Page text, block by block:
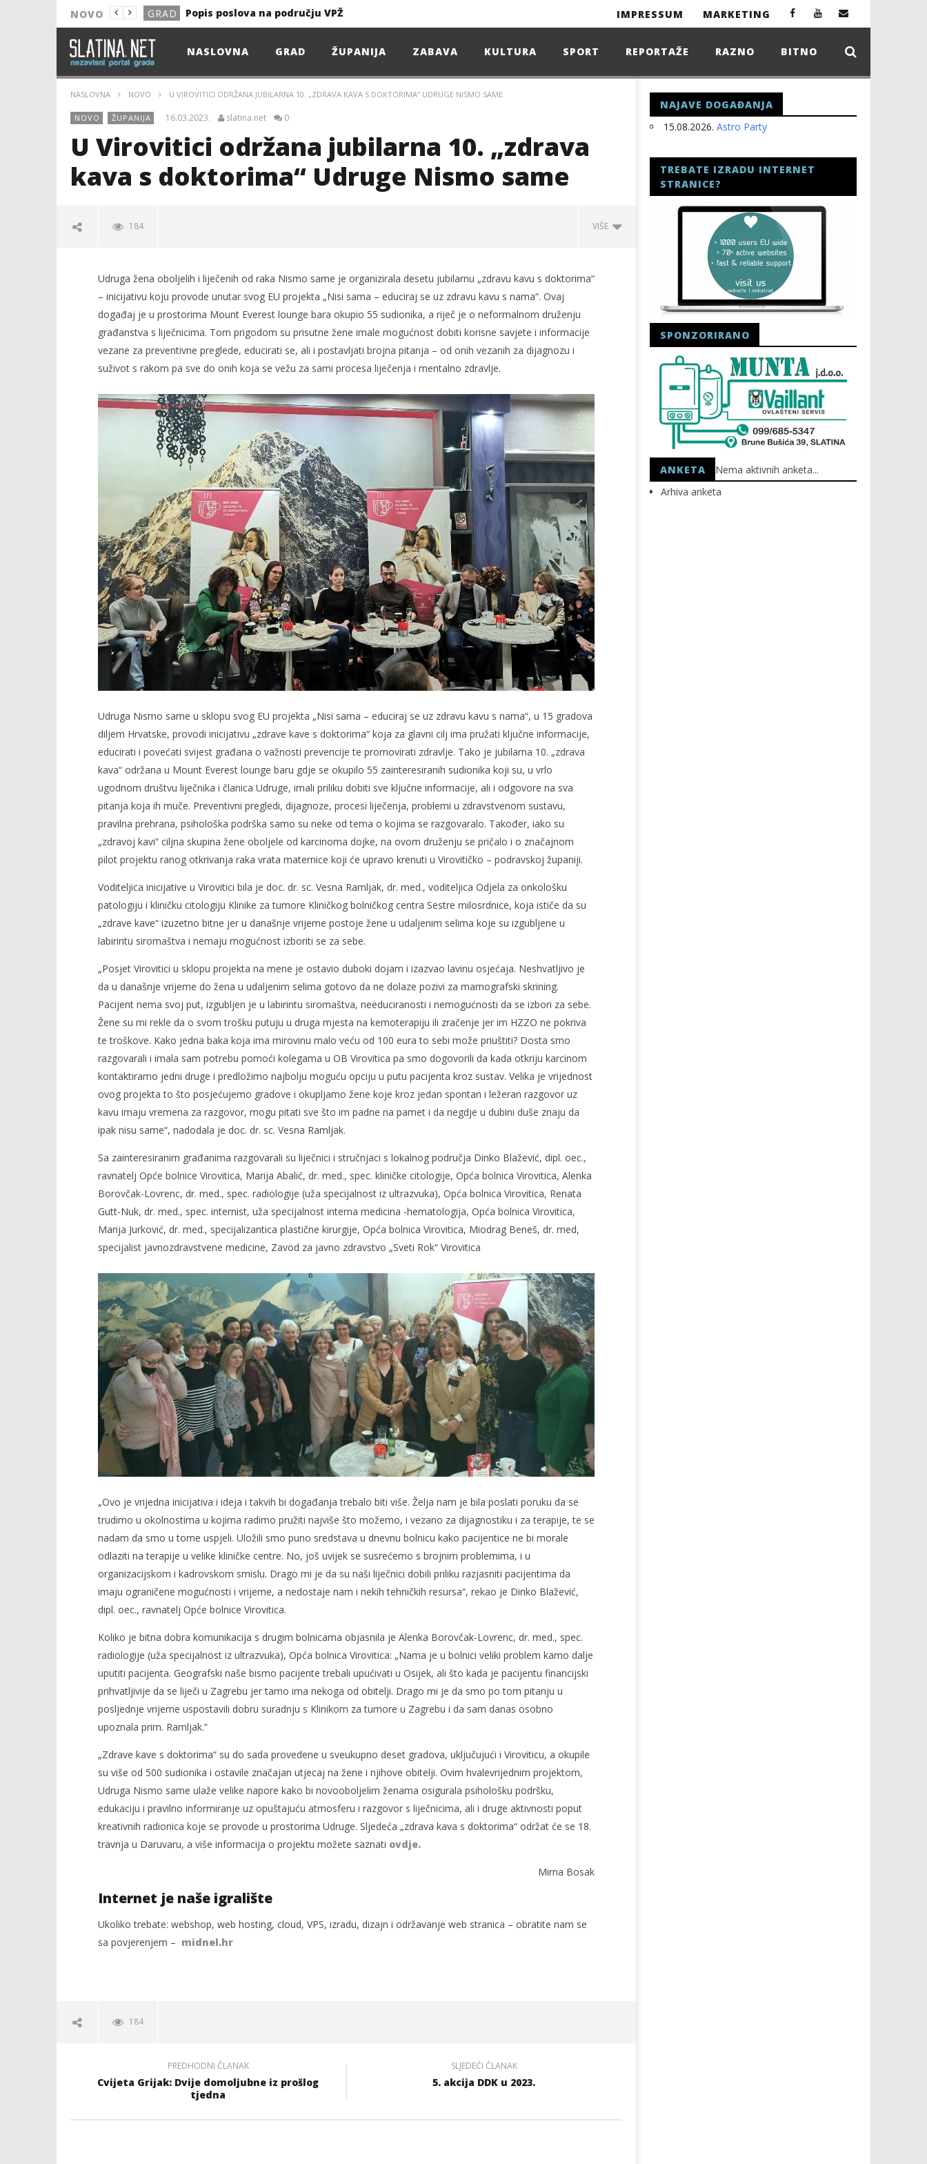
NOVO GRAD
Popis poslova na području VPŽ
NOVO
NOVO
NOVO
NOVO
KULTURA
4. Oluja Jazz Fest donosi dvije večeri vrhunskog jazza
GRAD
13. akcija DDK u 2026.
IMPRESSUM MARKETING
NASLOVNA GRAD ŽUPANIJA ZABAVA KULTURA SPORT REPORTAŽE RAZNO BITNO
NASLOVNA NOVO U VIROVITICI ODRŽANA JUBILARNA 10. „ZDRAVA KAVA S DOKTORIMA“ UDRUGE NISMO SAME
NOVO ŽUPANIJA 16.03.2023. slatina.net 0
U Virovitici održana jubilarna 10. „zdrava
kava s doktorima“ Udruge Nismo same
184 VIŠE
TRENUTNO OTVORENO
U Virovitici održana jubilarna
10. „zdrava kava s doktorima“
Udruge Nismo same
Popis poslova na području VPŽ
slatina.net
Ljeto donosi bezbrižnu igru, ali
i zdravstvene izazove
16.03.2023.
slatina.net
16.03.2023.
HEP: Bez struje
16.03.2023.
slatina.net
Udruga žena oboljelih i liječenih od raka Nismo same je organizirala desetu jubilarnu „zdravu kavu s doktorima“
– inicijativu koju provode unutar svog EU projekta „Nisi sama – educiraj se uz zdravu kavu s nama“. Ovaj
događaj je u prostorima Mount Everest lounge bara okupio 55 sudionika, a riječ je o neformalnom druženju
građanstva s liječnicima. Tom prigodom su prisutne žene imale mogućnost dobiti korisne savjete i informacije
vezane za preventivne preglede, educirati se, ali i postavljati brojna pitanja – od onih vezanih za dijagnozu i
suživot s rakom pa sve do onih koja se vežu za sami procesa liječenja i mentalno zdravlje.
Udruga Nismo same u sklopu svog EU projekta „Nisi sama – educiraj se uz zdravu kavu s nama“, u 15 gradova
diljem Hrvatske, provodi inicijativu „zdrave kave s doktorima“ koja za glavni cilj ima pružati ključne informacije,
educirati i povećati svijest građana o važnosti prevencije te promovirati zdravlje. Tako je jubilarna 10. „zdrava
kava“ održana u Mount Everest lounge baru gdje se okupilo 55 zainteresiranih sudionika koji su, u vrlo
ugodnom društvu liječnika i članica Udruge, imali priliku dobiti sve ključne informacije, ali i odgovore na sva
pitanja koja ih muče. Preventivni pregledi, dijagnoze, procesi liječenja, problemi u zdravstvenom sustavu,
pravilna prehrana, psihološka podrška samo su neke od tema o kojima se razgovaralo. Također, iako su
„zdravoj kavi“ ciljna skupina žene oboljele od karcinoma dojke, na ovom druženju se pričalo i o značajnom
pilot projektu ranog otkrivanja raka vrata maternice koji će upravo krenuti u Virovitičko – podravskoj županiji.
Voditeljica inicijative u Virovitici bila je doc. dr. sc. Vesna Ramljak, dr. med., voditeljica Odjela za onkološku
patologiju i kliničku citologiju Klinike za tumore Kliničkog bolničkog centra Sestre milosrdnice, koja ističe da su
„zdrave kave“ izuzetno bitne jer u današnje vrijeme postoje žene u udaljenim selima koje su izgubljene u
labirintu siromaštva i nemaju mogućnost izboriti se za sebe.
„Posjet Virovitici u sklopu projekta na mene je ostavio duboki dojam i izazvao lavinu osjećaja. Neshvatljivo je
da u današnje vrijeme do žena u udaljenim selima gotovo da ne dolaze pozivi za mamografski skrining.
Pacijent nema svoj put, izgubljen je u labirintu siromaštva, needuciranosti i nemogućnosti da se izbori za sebe.
Žene su mi rekle da o svom trošku putuju u druga mjesta na kemoterapiju ili zračenje jer im HZZO ne pokriva
te troškove. Kako jedna baka koja ima mirovinu malo veću od 100 eura to sebi može priuštiti? Dosta smo
razgovarali i imala sam potrebu pomoći kolegama u OB Virovitica pa smo dogovorili da kada otkriju karcinom
kontaktiramo jedni druge i predložimo najbolju moguću opciju u putu pacijenta kroz sustav. Velika je vrijednost
ovog projekta to što posjećujemo gradove i okupljamo žene koje kroz jedan spontan i ležeran razgovor uz
kavu imaju vremena za razgovor, mogu pitati sve što im padne na pamet i da negdje u dubini duše znaju da
ipak nisu same“, nadodala je doc. dr. sc. Vesna Ramljak.
Sa zainteresiranim građanima razgovarali su liječnici i stručnjaci s lokalnog područja Dinko Blažević, dipl. oec.,
ravnatelj Opće bolnice Virovitica, Marija Abalić, dr. med., spec. kliničke citologije, Opća bolnica Virovitica, Alenka
Borovčak-Lovrenc, dr. med., spec. radiologije (uža specijalnost iz ultrazvuka), Opća bolnica Virovitica, Renata
Gutt-Nuk, dr. med., spec. internist, uža specijalnost interna medicina -hematologija, Opća bolnica Virovitica,
Marija Jurković, dr. med., specijalizantica plastične kirurgije, Opća bolnica Virovitica, Miodrag Beneš, dr. med,
specijalist javnozdravstvene medicine, Zavod za javno zdravstvo „Sveti Rok“ Virovitica
„Ovo je vrijedna inicijativa i ideja i takvih bi događanja trebalo biti više. Želja nam je bila poslati poruku da se
trudimo u okolnostima u kojima radimo pružiti najviše što možemo, i vezano za dijagnostiku i za terapije, te se
nadam da smo u tome uspjeli. Uložili smo puno sredstava u dnevnu bolnicu kako pacijentice ne bi morale
odlaziti na terapije u velike kliničke centre. No, još uvijek se susrećemo s brojnim problemima, i u
organizacijskom i kadrovskom smislu. Drago mi je da su naši liječnici dobili priliku razjasniti pacijentima da
imaju ograničene mogućnosti i vrijeme, a nedostaje nam i nekih tehničkih resursa“, rekao je Dinko Blažević,
dipl. oec., ravnatelj Opće bolnice Virovitica.
Koliko je bitna dobra komunikacija s drugim bolnicama objasnila je Alenka Borovčak-Lovrenc, dr. med., spec.
radiologije (uža specijalnost iz ultrazvuka), Opća bolnica Virovitica: „Nama je u bolnici veliki problem kamo dalje
uputiti pacijenta. Geografski naše bismo pacijente trebali upućivati u Osijek, ali što kada je pacijentu financijski
prihvatljivije da se liječi u Zagrebu jer tamo ima nekoga od obitelji. Drago mi je da smo po tom pitanju u
posljednje vrijeme uspostavili dobru suradnju s Klinikom za tumore u Zagrebu i da sam danas osobno
upoznala prim. Ramljak.“
„Zdrave kave s doktorima“ su do sada provedene u sveukupno deset gradova, uključujući i Viroviticu, a okupile
su više od 500 sudionika i ostavile značajan utjecaj na žene i njihove obitelji. Ovim hvalevrijednim projektom,
Udruga Nismo same ulaže velike napore kako bi novooboljelim ženama osigurala psihološku podršku,
edukaciju i pravilno informiranje uz opuštajuću atmosferu i razgovor s liječnicima, ali i druge aktivnosti poput
kreativnih radionica koje se provode u prostorima Udruge. Sljedeća „zdrava kava s doktorima“ održat će se 18.
travnja u Daruvaru, a više informacija o projektu možete saznati ovdje.
Mirna Bosak
Internet je naše igralište
Ukoliko trebate: webshop, web hosting, cloud, VPS, izradu, dizajn i održavanje web stranica – obratite nam se
sa povjerenjem – midnel.hr
184
PREDHODNI ČLANAK
Cvijeta Grijak: Dvije domoljubne iz prošlog
tjedna
SLJEDEĆI ČLANAK
5. akcija DDK u 2023.
NAJAVE DOGAĐANJA
15.08.2026. Astro Party
TREBATE IZRADU INTERNET
STRANICE?
SPONZORIRANO
ANKETA
Nema aktivnih anketa...
Arhiva anketa